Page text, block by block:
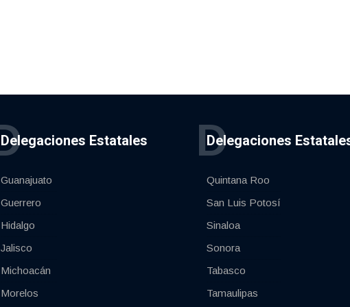
Delegaciones Estatales
Guanajuato
Guerrero
Hidalgo
Jalisco
Michoacán
Morelos
Delegaciones
D
Quintana Roo
San Luis Potosí
Sinaloa
Sonora
Tabasco
Tamaulipas